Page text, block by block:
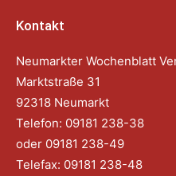
Kontakt
Neumarkter Wochenblatt
Marktstraße 31
92318 Neumarkt
Telefon: 09181 238-38
oder 09181 238-49
Telefax: 09181 238-48